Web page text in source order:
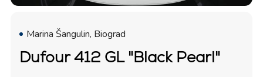
Marina Šangulin, Biograd
Dufour 412 GL "Black Pearl"